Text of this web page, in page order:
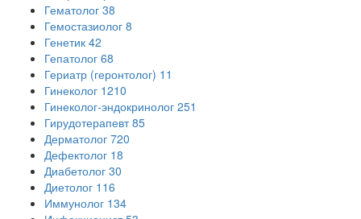
Гематолог 38
Гемостазиолог 8
Генетик 42
Гепатолог 68
Гериатр (геронтолог) 11
Гинеколог 1210
Гинеколог-эндокринолог 251
Гирудотерапевт 85
Дерматолог 720
Дефектолог 18
Диабетолог 30
Диетолог 116
Иммунолог 134